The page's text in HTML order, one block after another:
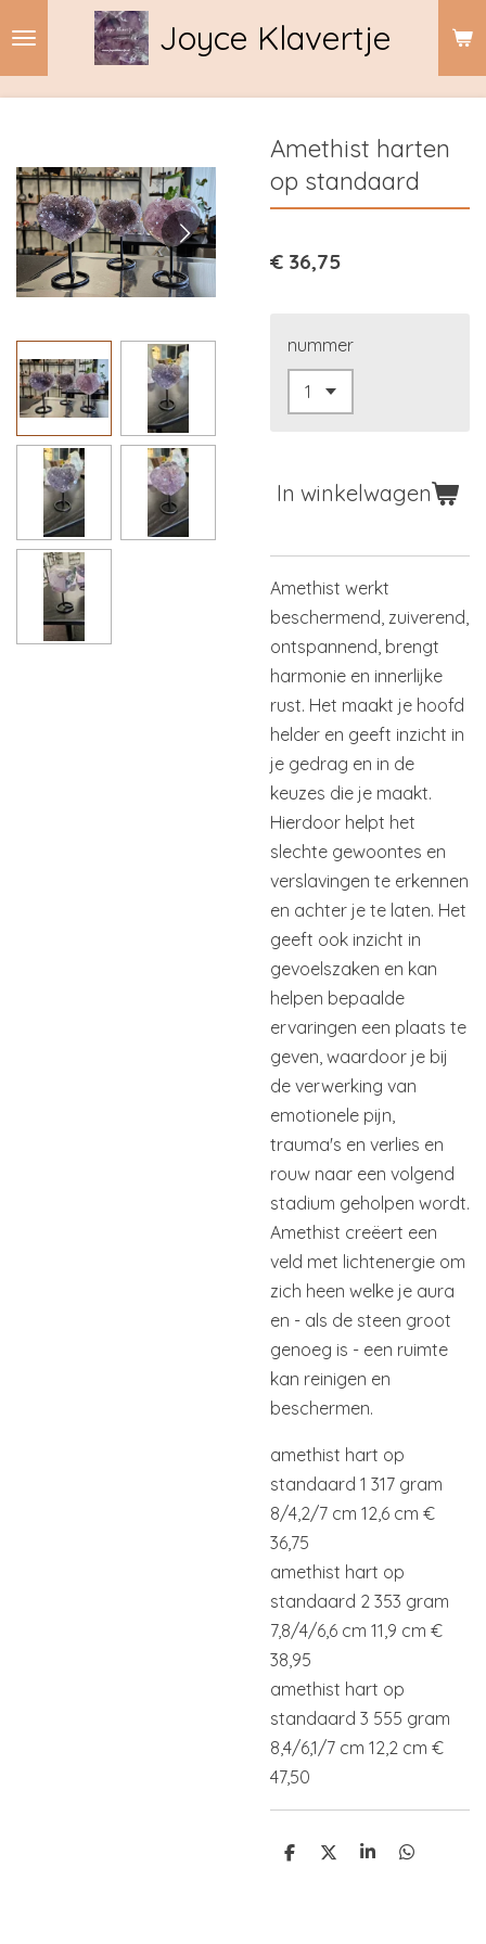
Joyce Klavertje
Amethist harten
op standaard
€ 36,75
nummer
In winkelwagen
Amethist werkt
beschermend, zuiverend,
ontspannend, brengt
harmonie en innerlijke
rust. Het maakt je hoofd
helder en geeft inzicht in
je gedrag en in de
keuzes die je maakt.
Hierdoor helpt het
slechte gewoontes en
verslavingen te erkennen
en achter je te laten. Het
geeft ook inzicht in
gevoelszaken en kan
helpen bepaalde
ervaringen een plaats te
geven, waardoor je bij
de verwerking van
emotionele pijn,
trauma's en verlies en
rouw naar een volgend
stadium geholpen wordt.
Amethist creëert een
veld met lichtenergie om
zich heen welke je aura
en - als de steen groot
genoeg is - een ruimte
kan reinigen en
beschermen.
amethist hart op
standaard 1 317 gram
8/4,2/7 cm 12,6 cm €
36,75
amethist hart op
standaard 2 353 gram
7,8/4/6,6 cm 11,9 cm €
38,95
amethist hart op
standaard 3 555 gram
8,4/6,1/7 cm 12,2 cm €
47,50
D
D
S
D